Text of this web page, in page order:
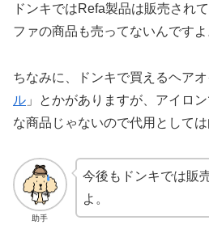
ドンキではRefa製品は販売され
ファの商品も売ってないんですよ
ちなみに、ドンキで買えるヘアオ
ル 」とかがありますが、アイロ
な商品じゃないので代用としては
助手
今後もドンキでは販
よ。